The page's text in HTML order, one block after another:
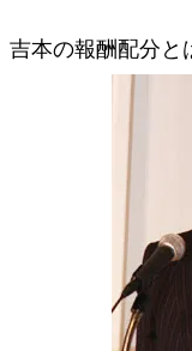
吉本の報酬配分と